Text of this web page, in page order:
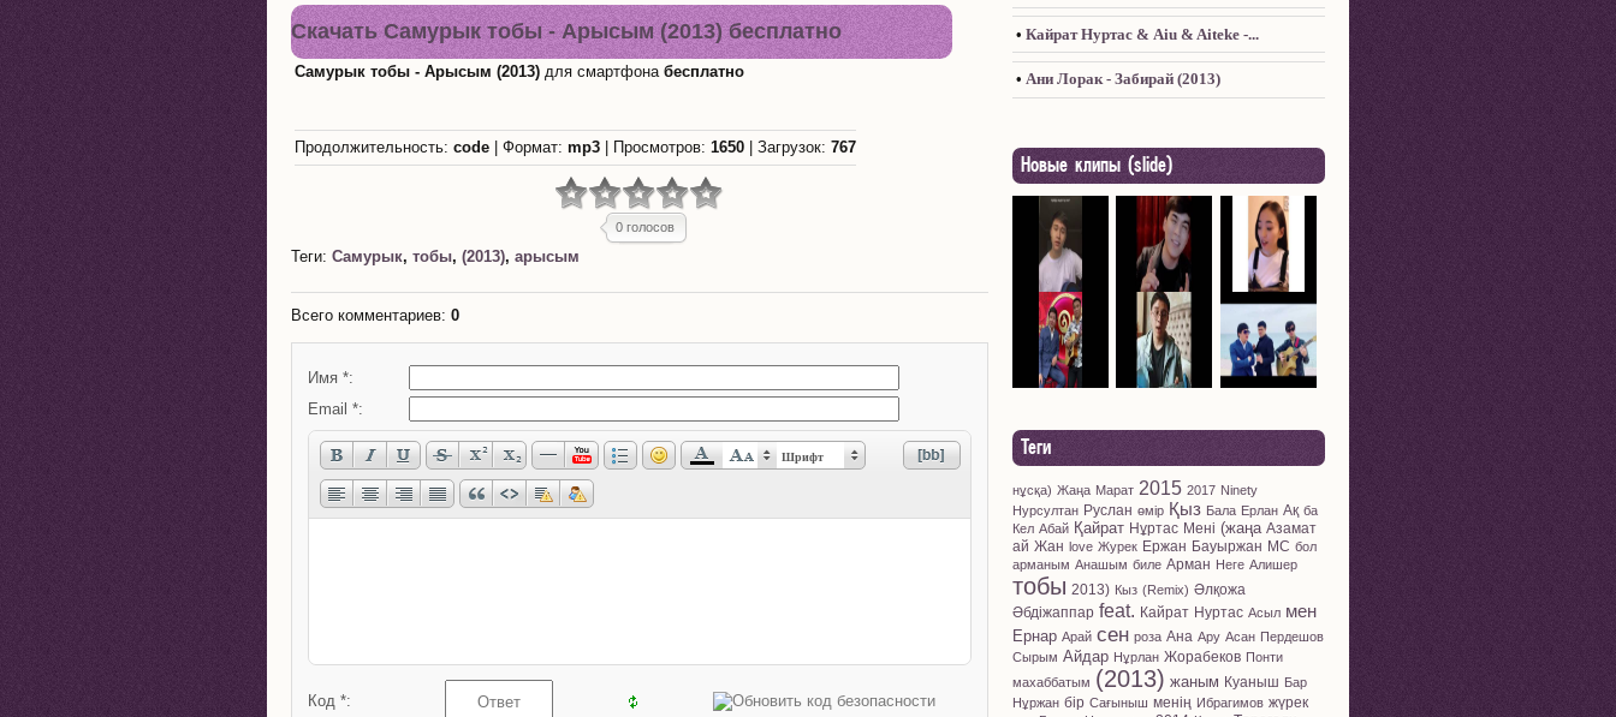
Скачать Самурык тобы - Арысым (2013) бесплатно
Самурык тобы - Арысым (2013) для смартфона бесплатно
Продолжительность: code | Формат: mp3 Просмотров: 1650 Загрузок: 767
0 голосов
Теги: Самурык, тобы, (2013), арысым
Всего комментариев: 0
Имя *:
Email *:
Шрифт
Код *:
• Кайрат Нуртас & Aiu & Aiteke -...
• Ани Лорак - Забирай (2013)
Новые клипы (slide)
Теги
нұсқа) Жаңа Марат 2015 2017 Ninety
Нурсултан Руслан өмір Қыз Бала Ерлан Ақ ба
Кел Абай Қайрат Нұртас Мені (жаңа Азамат
ай Жан love Журек Ержан Бауыржан MC бол
арманым Анашым биле Арман Неге Алишер
тобы 2013) Кыз (Remix) Әлқожа
Әбдіжаппар feat. Кайрат Нуртас Асыл мен
Ернар Арай сен роза Ана Ару Асан Пердешов
Сырым Айдар Нұрлан Жорабеков Понти
махаббатым (2013) жаным Куаныш Бар
Нұржан бір Сағыныш менің Ибрагимов жүрек